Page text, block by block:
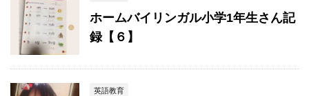
ホームバイリンガル小学1年生さん記
録【６】
英語教育